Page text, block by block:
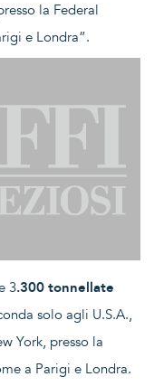
la Federal
e Londra”.
3.300 tonnellate
solo agli U.S.A.,
York, presso la
a Parigi e Londra.